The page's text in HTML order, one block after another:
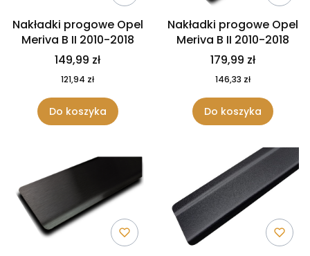
Nakładki progowe Opel
Meriva B II 2010-2018
149,99 zł
121,94 zł
Do koszyka
Nakładki progowe Opel
Meriva B II 2010-2018
179,99 zł
146,33 zł
Do koszyka